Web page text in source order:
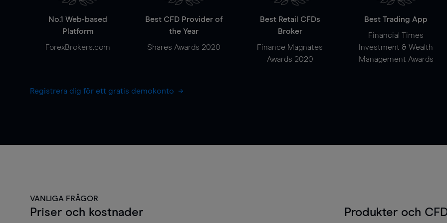
No.1 Web-based
Platform
ForexBrokers.com
Best CFD Provider of
the Year
Shares Awards 2020
Best Retail CFDs
Broker
Finance Magnates
Awards 2020
Best Trading App
Financial Times
Investment & Wealth
Management Awards
Registrera dig för ett gratis demokonto
VANLIGA FRÅGOR
Priser och kostnader Produkter och